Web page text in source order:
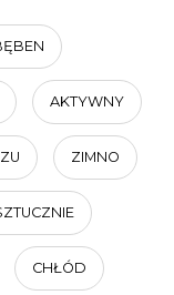
AKTYWNY
ZIMNO
CHŁÓD